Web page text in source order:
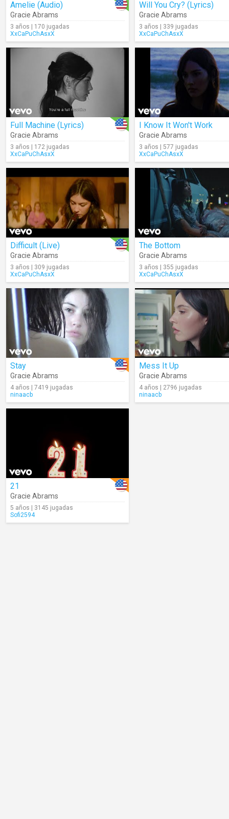
Amelie (Audio)
Gracie Abrams
3 años | 170 jugadas
XxCaPuChAsxX
Will You Cry? (Lyrics)
Gracie Abrams
3 años | 339 jugadas
XxCaPuChAsxX
Full Machine (Lyrics)
Gracie Abrams
3 años | 172 jugadas
XxCaPuChAsxX
I Know It Won't Work
Gracie Abrams
3 años | 577 jugadas
XxCaPuChAsxX
Difficult (Live)
Gracie Abrams
3 años | 309 jugadas
XxCaPuChAsxX
The Bottom
Gracie Abrams
3 años | 355 jugadas
XxCaPuChAsxX
Stay
Gracie Abrams
4 años | 7419 jugadas
ninaacb
Mess It Up
Gracie Abrams
4 años | 2796 jugadas
ninaacb
21
Gracie Abrams
5 años | 3145 jugadas
Sofi2594